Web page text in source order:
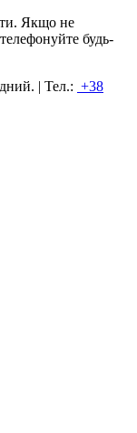
Якщо не
будь-
| Тел.: +38